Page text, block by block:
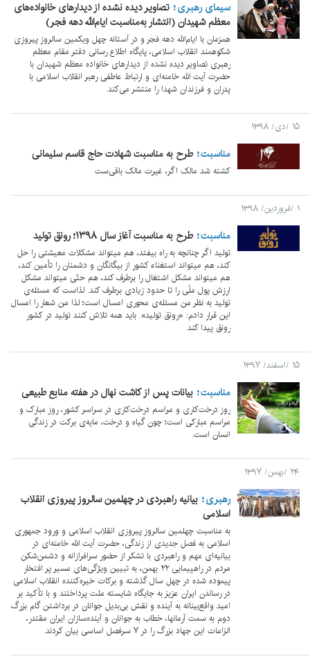
سیمای رهبری تصاویر دیده نشده از دیدارهای خانواده‌های
معظم شهیدان (انتشار به‌مناسبت ایام‌الله دهه فجر)
همزمان با ایام‌الله دهه فجر و در آستانه چهل ویکمین سالروز پیروزی
شکوهمند انقلاب اسلامی، پایگاه اطلاع رسانی دفتر مقام معظم
رهبری تصاویر دیده نشده از دیدارهای خانواده معظم شهیدان با
حضرت آیت الله خامنه‌ای و ارتباط عاطفی رهبر انقلاب اسلامی با
پدران و فرزندان شهدا را منتشر می‌کند.
۱۵ /دی/ ۱۳۹۸
مناسبت طرح به مناسبت شهادت حاج قاسم سلیمانی
کشته شد مالک اگر، غیرت مالک باقی‌ست
۱ /فروردین/ ۱۳۹۸
مناسبت طرح به مناسبت آغاز سال ۱۳۹۸؛ رونق تولید
تولید اگر چنانچه به راه بیفتد، هم میتواند مشکلات معیشتی را حل
کند، هم میتواند استغناء کشور از بیگانگان و دشمنان را تأمین کند،
هم میتواند مشکل اشتغال را برطرف کند، هم حتّی میتواند مشکل
ارزش پول ملّی را تا حدود زیادی برطرف کند. لذاست که مسئله‌ی
تولید به نظر من مسئله‌ی محوری امسال است؛ لذا من شعار را امسال
این قرار دادم: «رونق تولید». باید همه تلاش کنند تولید در کشور
رونق پیدا کند.
۱۵ /اسفند/ ۱۳۹۷
مناسبت بیانات پس از کاشت نهال در هفته منابع طبیعی
روز درخت‌کاری و مراسم درخت‌کاری در سراسر کشور، روز مبارک و
مراسم مبارکی است؛ چون گیاه و درخت، مایه‌ی برکت در زندگی
انسان است.
۲۴ /بهمن/ ۱۳۹۷
رهبری بیانیه راهبردی در چهلمین سالروز پیروزی انقلاب
اسلامی
به مناسبت چهلمین سالروز پیروزی انقلاب اسلامی و ورود جمهوری
اسلامی به فصل جدیدی از زندگی، حضرت آیت الله خامنه‌ای در
بیانیه‌ای مهم و راهبردی با تشکر از حضور سرافرازانه و دشمن‌شکن
مردم در راهپیمایی ۲۲ بهمن، به تبیین ویژگی‌های مسیر پر افتخار
پیموده شده در چهل سال گذشته و برکات خیره‌کننده انقلاب اسلامی
در رساندن ایران عزیز به جایگاه شایسته ملت پرداختند و با تأکید بر
امید واقع‌بینانه به آینده و نقش بی‌بدیل جوانان در برداشتن گام بزرگ
دوم به سمت آرمانها، خطاب به جوانان و آینده‌سازان ایران مقتدر،
الزامات این جهاد بزرگ را در ۷ سرفصل اساسی بیان کردند.